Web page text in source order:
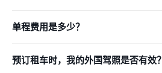
单程费用是多少？
预订租车时，我的外国驾照是否有效？